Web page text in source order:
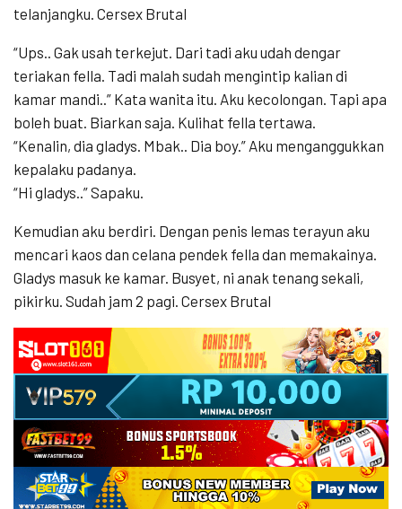
telanjangku. Cersex Brutal
“Ups.. Gak usah terkejut. Dari tadi aku udah dengar
teriakan fella. Tadi malah sudah mengintip kalian di
kamar mandi..” Kata wanita itu. Aku kecolongan. Tapi apa
boleh buat. Biarkan saja. Kulihat fella tertawa.
“Kenalin, dia gladys. Mbak.. Dia boy.” Aku menganggukkan
kepalaku padanya.
“Hi gladys..” Sapaku.
Kemudian aku berdiri. Dengan penis lemas terayun aku
mencari kaos dan celana pendek fella dan memakainya.
Gladys masuk ke kamar. Busyet, ni anak tenang sekali,
pikirku. Sudah jam 2 pagi. Cersex Brutal